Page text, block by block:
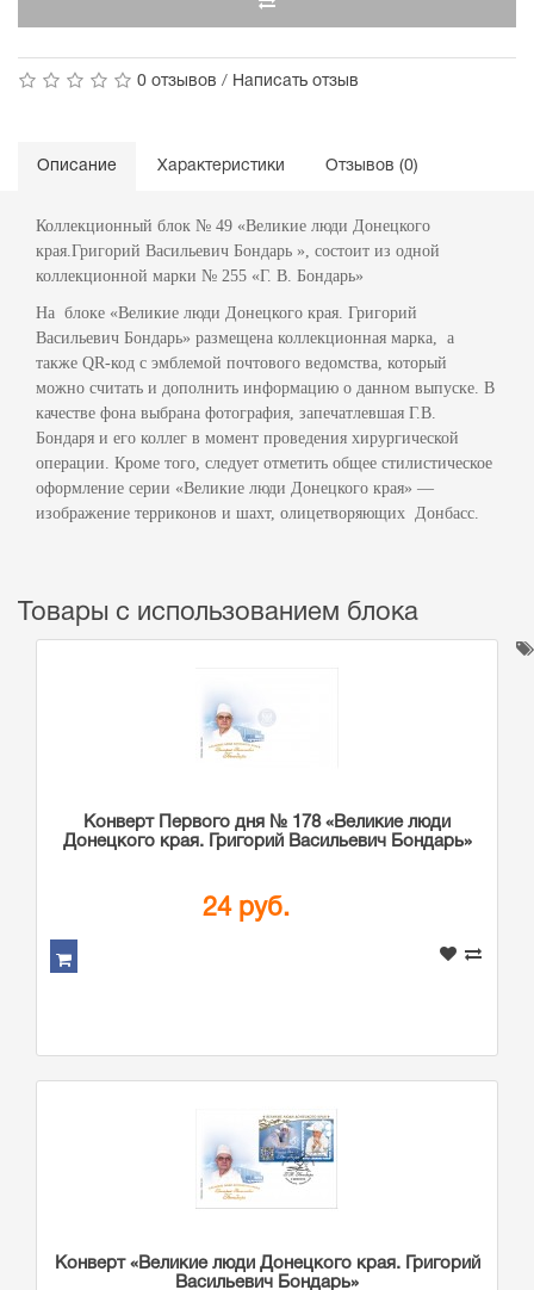
0 отзывов / Написать отзыв
Описание Характеристики Отзывов (0)
Коллекционный блок № 49 «Великие люди Донецкого
края.Григорий Васильевич Бондарь », состоит из одной
коллекционной марки № 255 «Г. В. Бондарь»
На блоке «Великие люди Донецкого края. Григорий
Васильевич Бондарь» размещена коллекционная марка, а
также QR-код с эмблемой почтового ведомства, который
можно считать и дополнить информацию о данном выпуске. В
качестве фона выбрана фотография, запечатлевшая Г.В.
Бондаря и его коллег в момент проведения хирургической
операции. Кроме того, следует отметить общее стилистическое
оформление серии «Великие люди Донецкого края» —
изображение терриконов и шахт, олицетворяющих Донбасс.
Товары с использованием блока
Конверт Первого дня № 178 «Великие люди
Донецкого края. Григорий Васильевич Бондарь»
24 руб.
Конверт «Великие люди Донецкого края. Григорий
Васильевич Бондарь»